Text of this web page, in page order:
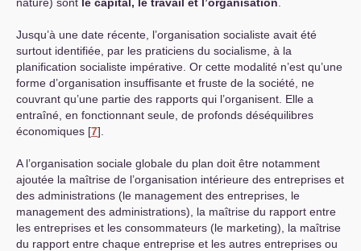
Jusqu’à une date récente, l’organisation socialiste avait été
surtout identifiée, par les praticiens du socialisme, à la
planification socialiste impérative. Or cette modalité n’est qu’une
forme d’organisation insuffisante et fruste de la société, ne
couvrant qu’une partie des rapports qui l’organisent. Elle a
entraîné, en fonctionnant seule, de profonds déséquilibres
économiques [7]
A l’organisation sociale globale du plan doit être notamment
ajoutée la maîtrise de l’organisation intérieure des entreprises et
des administrations (le management des entreprises, le
management des administrations), la maîtrise du rapport entre
les entreprises et les consommateurs (le marketing), la maîtrise
du rapport entre chaque entreprise et les autres entreprises ou